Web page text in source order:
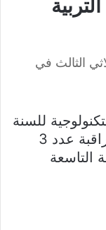
عدد 3 في التربية
إختبارات مراقبة عدد 3 للثلاثي الثالث في
التكنولوجية للسنة
9 أساسي ,إمتحانات و إختبارات مراقبة عدد 3
التاسعة